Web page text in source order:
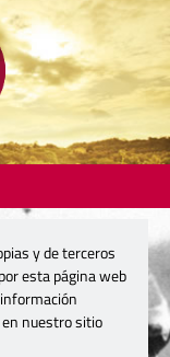
y de terceros
esta página web
nuestro sitio